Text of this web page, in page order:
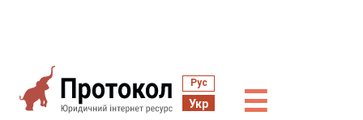
Рус
Укр ☰